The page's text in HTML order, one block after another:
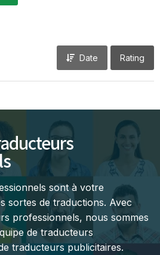
Date Rating
sont à votre
sortes de traductions. Avec
professionnels, nous sommes
de traducteurs
traducteurs publicitaires.